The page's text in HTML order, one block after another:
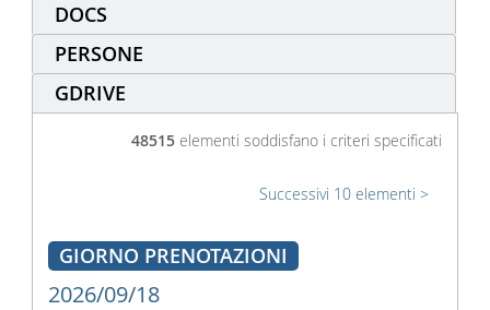
DOCS
PERSONE
GDRIVE
48515 elementi soddisfano i criteri specificati
Successivi 10 elementi
GIORNO PRENOTAZIONI
2026/09/18